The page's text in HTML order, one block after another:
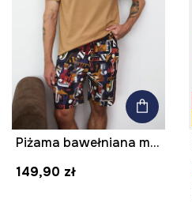
Piżama bawełniana męska wzorzysta
149,90 zł